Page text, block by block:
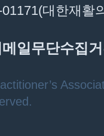
01171(대한재활
메일무단수집